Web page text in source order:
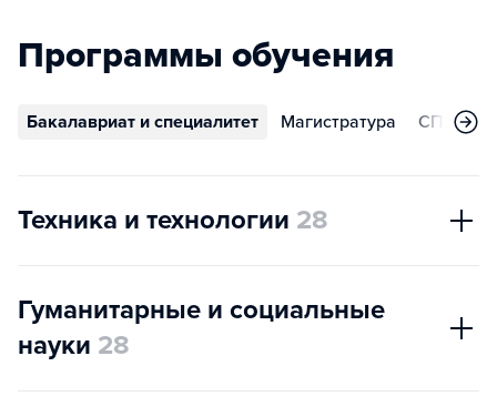
Программы обучения
Бакалавриат и специалитет Магистратура СПО
Техника и технологии 28
Гуманитарные и социальные
науки 28